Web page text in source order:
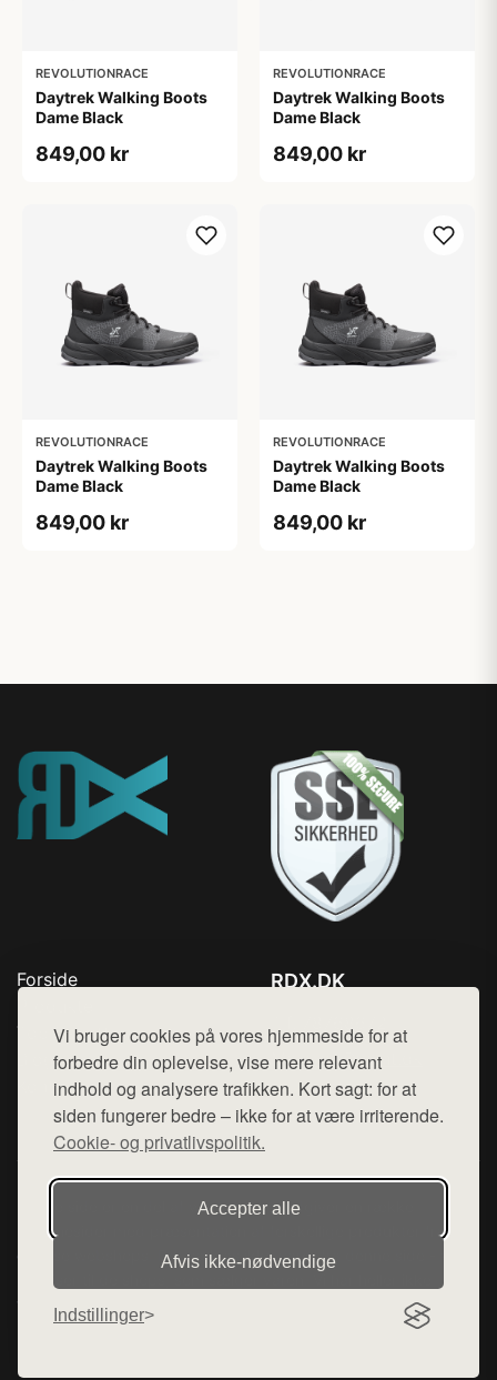
Vi bruger cookies på vores hjemmeside for at
forbedre din oplevelse, vise mere relevant
indhold og analysere trafikken. Kort sagt: for at
siden fungerer bedre – ikke for at være irriterende.
Cookie- og privatlivspolitik.
Accepter alle
Afvis ikke‑nødvendige
Indstillinger
REVOLUTIONRACE
Daytrek Walking Boots
Dame Black
849,00 kr
REVOLUTIONRACE
Daytrek Walking Boots
Dame Black
849,00 kr
REVOLUTIONRACE
Daytrek Walking Boots
Dame Black
849,00 kr
REVOLUTIONRACE
Daytrek Walking Boots
Dame Black
849,00 kr
Forside
Top Rabatter
Blog
Kontakt
RDX.DK
Mail: hej@want.dk
Cookie- og privatlivspolitik
Denne side er en del af want.dk, der udgiver en række
hjemmesider med præsentation af forskellige produkter fra
diverse webshops. Der sælges ikke varer fra denne side - vi
henviser til de shops, som sælger varen. Vi har heller ikke
varerne på lager.